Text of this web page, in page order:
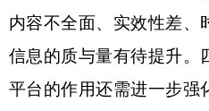
内容不全面、实效性差、
信息的质与量有待提升。
平台的作用还需进一步强